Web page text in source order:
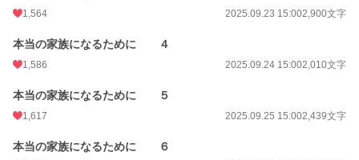
1,564 2025.09.23 15:002,900文字
本当の家族になるために ４
1,586 2025.09.24 15:002,010文字
本当の家族になるために ５
1,617 2025.09.25 15:002,439文字
本当の家族になるために ６